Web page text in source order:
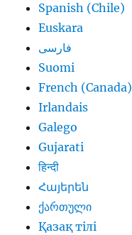
Spanish (Chile)
Euskara
فارسی
Suomi
French (Canada)
Irlandais
Galego
Gujarati
हिन्दी
Հայերեն
ქართული
Қазақ тілі